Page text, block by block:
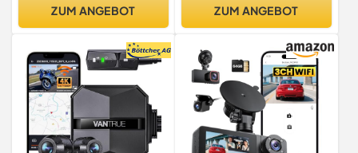
ZUM ANGEBOT ZUM ANGEBOT